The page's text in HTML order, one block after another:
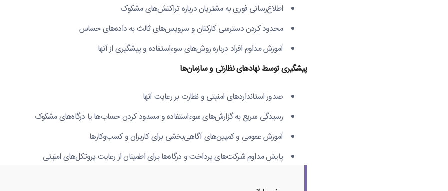
اطلاع‌رسانی فوری به مشتریان درباره تراکنش‌های مشکوک
محدود کردن دسترسی کارکنان و سرویس‌های ثالث به داده‌های حساس
آموزش مداوم افراد درباره روش‌های سوءاستفاده و پیشگیری از آنها
پیشگیری توسط نهادهای نظارتی و سازمان‌ها
صدور استانداردهای امنیتی و نظارت بر رعایت آنها
رسیدگی سریع به گزارش‌های سوءاستفاده و مسدود کردن حساب‌ها یا درگاه‌های مشکوک
آموزش عمومی و کمپین‌های آگاهی‌بخشی برای کاربران و کسب‌وکارها
پایش مداوم شرکت‌های پرداخت و درگاه‌ها برای اطمینان از رعایت پروتکل‌های امنیتی